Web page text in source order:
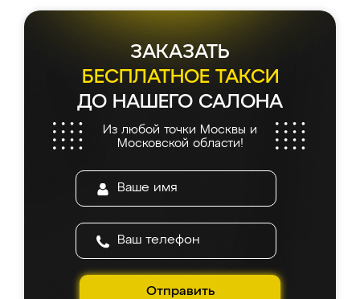
ЗАКАЗАТЬ
БЕСПЛАТНОЕ ТАКСИ
ДО НАШЕГО САЛОНА
Из любой точки Москвы и
Московской области!
Отправить